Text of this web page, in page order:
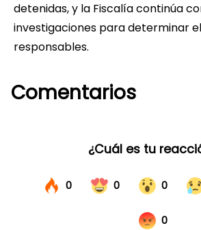
detenidas, y la Fiscalía continúa
investigaciones para determinar
responsables.
Comentarios